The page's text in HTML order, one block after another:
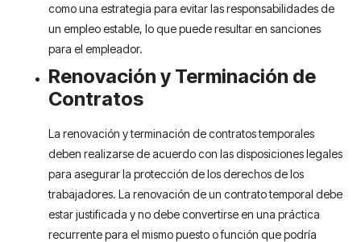
como una estrategia para evitar las responsabilidades de
un empleo estable, lo que puede resultar en sanciones
para el empleador.
Renovación y Terminación de
Contratos
La renovación y terminación de contratos temporales
deben realizarse de acuerdo con las disposiciones legales
para asegurar la protección de los derechos de los
trabajadores. La renovación de un contrato temporal debe
estar justificada y no debe convertirse en una práctica
recurrente para el mismo puesto o función que podría